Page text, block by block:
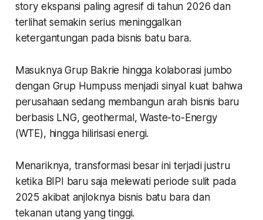
story ekspansi paling agresif di tahun 2026 dan
terlihat semakin serius meninggalkan
ketergantungan pada bisnis batu bara.
Masuknya Grup Bakrie hingga kolaborasi jumbo
dengan Grup Humpuss menjadi sinyal kuat bahwa
perusahaan sedang membangun arah bisnis baru
berbasis LNG, geothermal, Waste-to-Energy
(WTE), hingga hilirisasi energi.
Menariknya, transformasi besar ini terjadi justru
ketika BIPI baru saja melewati periode sulit pada
2025 akibat anjloknya bisnis batu bara dan
tekanan utang yang tinggi.